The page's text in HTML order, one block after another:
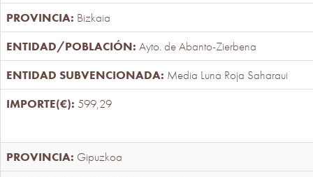
Bizkaia
Ayto. de Abanto-Zierbena
Media Luna Roja Saharaui
599,29
Gipuzkoa